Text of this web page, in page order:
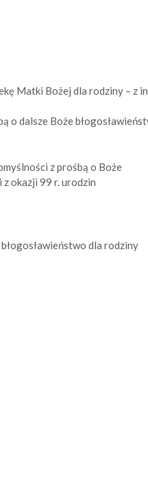
Matki Bożej dla rodziny – z
o dalsze Boże
z prośbą o Boże
okazji 99 r. urodzin
dla rodziny